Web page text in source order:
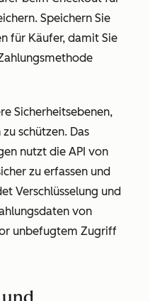
Speichern Sie
für Käufer, damit Sie
Sicherheitsebenen,
schützen. Das
nutzt die API von
zu erfassen und
Verschlüsselung und
von
unbefugtem Zugriff